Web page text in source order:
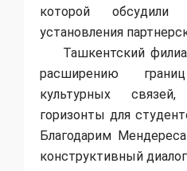
которой
установления
Ташкентский
расширению
культурных
горизонты для
Благодарим
конструктивный